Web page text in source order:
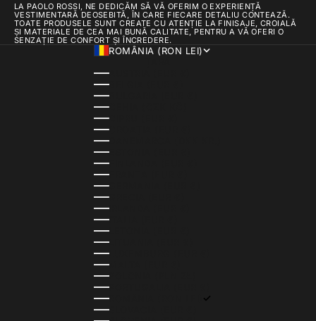
LA PAOLO ROSSI, NE DEDICĂM SĂ VĂ OFERIM O EXPERIENȚĂ
VESTIMENTARĂ DEOSEBITĂ, ÎN CARE FIECARE DETALIU CONTEAZĂ.
TOATE PRODUSELE SUNT CREATE CU ATENȚIE LA FINISAJE, CROIALĂ
ȘI MATERIALE DE CEA MAI BUNĂ CALITATE, PENTRU A VĂ OFERI O
SENZAȚIE DE CONFORT ȘI ÎNCREDERE.
ROMÂNIA (RON LEI)
AUSTRIA (EUR €)
BELGIA (EUR €)
BULGARIA (EUR €)
CEHIA (CZK KČ)
CIPRU (EUR €)
CROAȚIA (EUR €)
DANEMARCA (DKK KR.)
ESTONIA (EUR €)
FINLANDA (EUR €)
FRANȚA (EUR €)
GERMANIA (EUR €)
GRECIA (EUR €)
IRLANDA (EUR €)
ITALIA (EUR €)
LETONIA (EUR €)
LITUANIA (EUR €)
LUXEMBURG (EUR €)
MALTA (EUR €)
POLONIA (PLN ZŁ)
PORTUGALIA (EUR €)
ROMÂNIA (RON LEI)
SLOVACIA (EUR €)